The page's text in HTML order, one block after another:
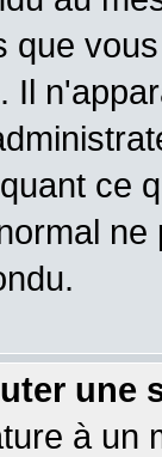
que
Il
ce
une
à un